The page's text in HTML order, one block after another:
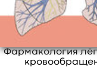
Ещё больше
Фармакология